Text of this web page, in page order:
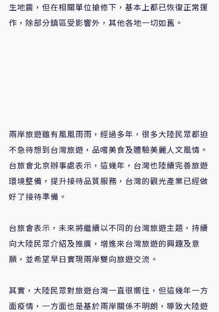
生地震，但在相關單位搶修下，基本上都已恢復正常運
作，除部分鎮區受影響外，其他各地一切如舊。
兩岸旅遊雖有風風雨雨，經過多年，很多大陸民眾都迫
不急待想到台灣旅遊，品嚐美食及體驗美麗人文風情。
台旅會北京辦事處表示，這幾年，台灣也陸續完善旅遊
環境整備，提升接待品質服務，台灣的觀光產業已經做
好了接待準備。
台旅會表示，未來將繼續以不同的台灣旅遊主題，持續
向大陸民眾介紹及推廣，增進來台灣旅遊的興趣及意
願，並希望早日實現兩岸雙向旅遊交流。
其實，大陸民眾對旅遊台灣一直很嚮往，但這幾年一方
面疫情，一方面也是基於兩岸關係不明朗，導致大陸遊